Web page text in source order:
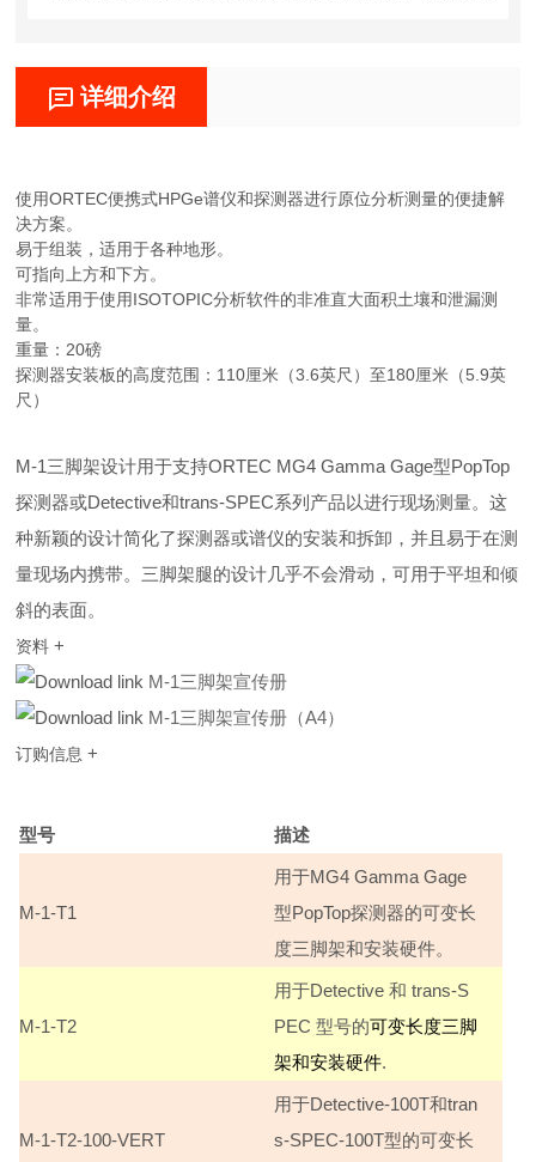
详细介绍
使用ORTEC便携式HPGe谱仪和探测器进行原位分析测量的便捷解
决方案。
易于组装，适用于各种地形。
可指向上方和下方。
非常适用于使用ISOTOPIC分析软件的非准直大面积土壤和泄漏测
量。
重量：20磅
探测器安装板的高度范围：110厘米（3.6英尺）至180厘米（5.9英
尺）
M-1三脚架设计用于支持ORTEC MG4 Gamma Gage型PopTop
探测器或Detective和trans-SPEC系列产品以进行现场测量。这
种新颖的设计简化了探测器或谱仪的安装和拆卸，并且易于在测
量现场内携带。三脚架腿的设计几乎不会滑动，可用于平坦和倾
斜的表面。
资料+
M-1三脚架宣传册
M-1三脚架宣传册（A4）
订购信息+
型号 描述
M-1-T1
用于MG4 Gamma Gage
型PopTop探测器的可变长
度三脚架和安装硬件。
M-1-T2
用于Detective 和 trans-S
PEC 型号的可变长度三脚
架和安装硬件.
M-1-T2-100-VERT
用于Detective-100T和tran
s-SPEC-100T型的可变长